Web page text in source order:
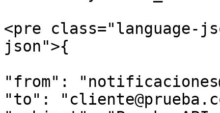
<pre class="language-
json">{
"from":
"to":